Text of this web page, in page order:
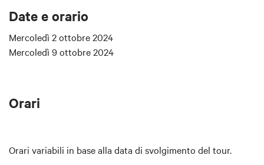
incantati e assaggerai pregiati vini in due cantine del
Un modo semplice e sostenibile per ammirare panorami
mozzafiato, visitare cantine e scoprire i segreti della
ricaricarsi.
metà del XVI secolo situato in cima a una collina, con una
Date e orario
Mercoledì 2 ottobre 2024
Mercoledì 9 ottobre 2024
Orari
Orari variabili in base alla data di svolgimento del tour.